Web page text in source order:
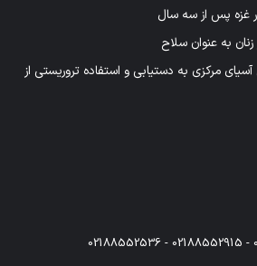
به عنوان سلاح
مرکزی به دستیابی و استفاده تروریستی از